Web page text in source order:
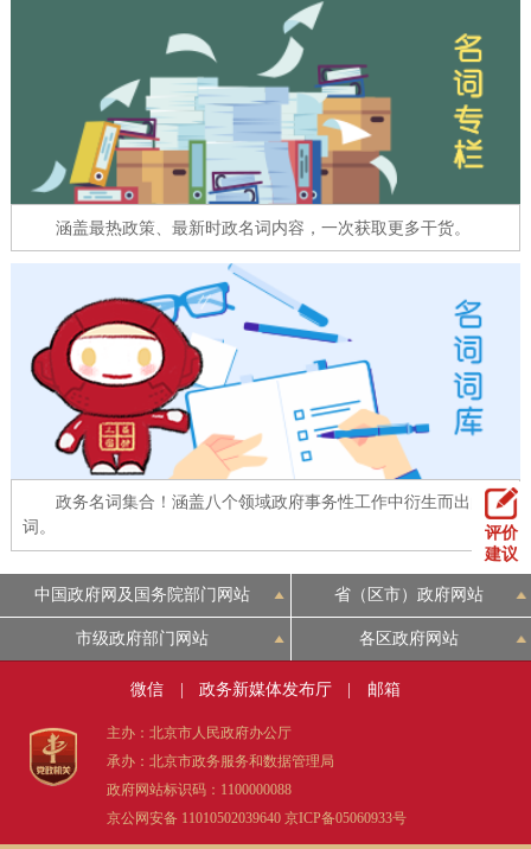
한국어 日本語
DEUTSCH FRANÇAIS РУССКИЙ ЯЗЫК
ESPAÑOL العربية PORTUGUÊS
回到顶部
涵盖最热政策、最新时政名词内容，一次获取更多干货。
政务名词集合！涵盖八个领域政府事务性工作中衍生而出的名
词。
评价
建议
中国政府网及国务院部门网站 省（区市）政府网站
市级政府部门网站 各区政府网站
微信 | 政务新媒体发布厅 | 邮箱
主办：北京市人民政府办公厅
承办：北京市政务服务和数据管理局
政府网站标识码：1100000088
京公网安备 11010502039640 京ICP备05060933号